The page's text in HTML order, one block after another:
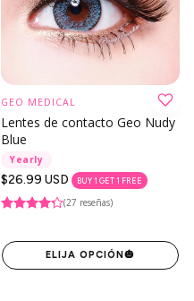
GEO MEDICAL
Lentes de contacto Geo Nudy
Blue
Yearly
Precio
regular
$26.99 USD BUY 1 GET 1 FREE
(27 reseñas)
ELIJA OPCIÓN 🎃